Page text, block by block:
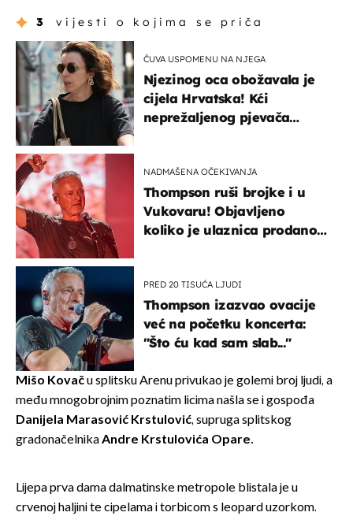
3 vijesti o kojima se priča
ČUVA USPOMENU NA NJEGA
Njezinog oca obožavala je
cijela Hrvatska! Kći
neprežaljenog pjevača
NADMAŠENA OČEKIVANJA
Thompson ruši brojke i u
Vukovaru! Objavljeno
koliko je ulaznica prodano
PRED 20 TISUĆA LJUDI
Thompson izazvao ovacije
već na početku koncerta:
"Što ću kad sam slab..."
Mišo Kovaču splitsku Arenu privukao je golemi broj ljudi, a
među mnogobrojnim poznatim licima našla se i gospođa
Danijela Marasović Krstulović, supruga splitskog
gradonačelnikaAndre Krstulovića Opare.
Lijepa prva dama dalmatinske metropole blistala je u
crvenoj haljini te cipelama i torbicom s leopard uzorkom.